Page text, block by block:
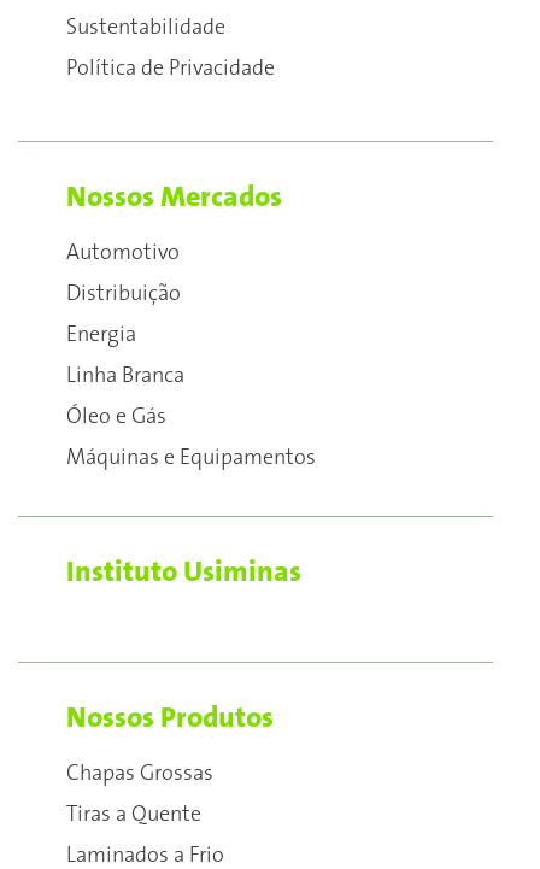
Sustentabilidade
Política de Privacidade
Nossos Mercados
Automotivo
Distribuição
Energia
Linha Branca
Óleo e Gás
Máquinas e Equipamentos
Instituto Usiminas
Nossos Produtos
Chapas Grossas
Tiras a Quente
Laminados a Frio